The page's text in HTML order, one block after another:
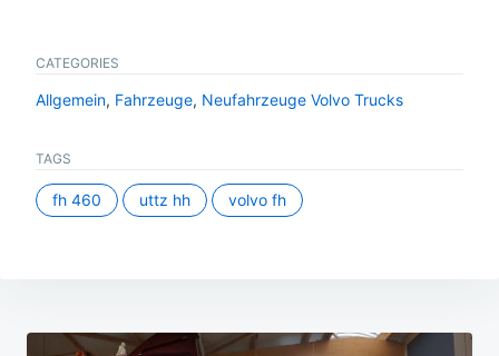
CATEGORIES
Allgemein, Fahrzeuge, Neufahrzeuge Volvo Trucks
TAGS
fh 460 uttz hh volvo fh
Beitragsnavigation